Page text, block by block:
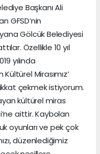
Başkanı Ali
GFSD’nin
Gölcük Belediyesi
Özellikle 10 yıl
yılında
Mirasımız’
çekmek istiyorum.
kültürel miras
aittir. Kaybolan
oyunları ve pek çok
düzenlediğimiz